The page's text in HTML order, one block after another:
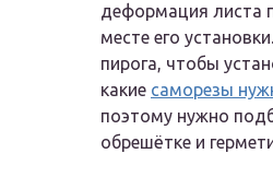
деформация листа
месте его
пирога, чтобы
какие саморезы
поэтому нужно
обрешётке и